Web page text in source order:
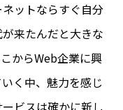
ットならすぐ自分
来たんだと大きな
からWeb企業に興
く中、魅力を感じ